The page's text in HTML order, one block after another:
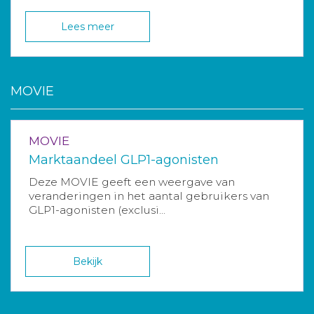
Lees meer
MOVIE
MOVIE
Marktaandeel GLP1-agonisten
Deze MOVIE geeft een weergave van
veranderingen in het aantal gebruikers van
GLP1-agonisten (exclusi...
Bekijk